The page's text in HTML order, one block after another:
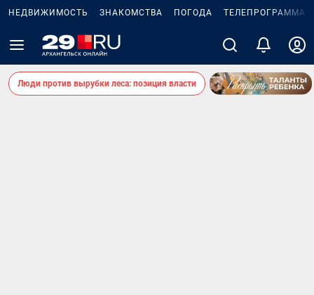
НЕДВИЖИМОСТЬ ЗНАКОМСТВА ПОГОДА ТЕЛЕПРОГРАММА
Люди против вырубки леса: позиция власти